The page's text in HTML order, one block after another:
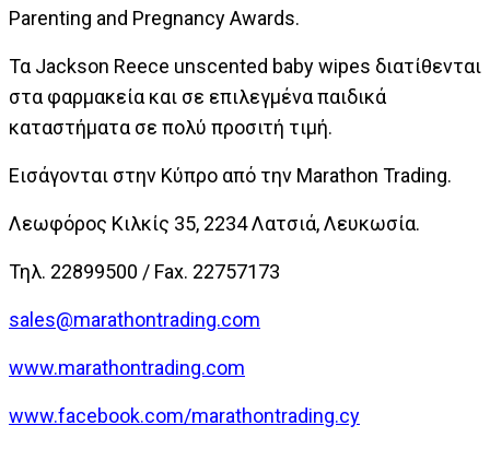
Parenting and Pregnancy Awards.
Τα Jackson Reece unscented baby wipes διατίθενται
στα φαρμακεία και σε επιλεγμένα παιδικά
καταστήματα σε πολύ προσιτή τιμή.
Εισάγονται στην Κύπρο από την Marathon Trading.
Λεωφόρος Κιλκίς 35, 2234 Λατσιά, Λευκωσία.
Τηλ. 22899500 / Fax. 22757173
sales@marathontrading.com
www.marathontrading.com
www.facebook.com/marathontrading.cy